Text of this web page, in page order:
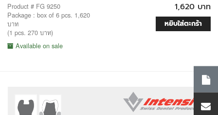
Product # FG 9250
Package : box of 6 pcs. 1,620
บาท
(1 pcs. 270 บาท)
Available on sale
1,620 บาท
หยิบใส่ตะกร้า